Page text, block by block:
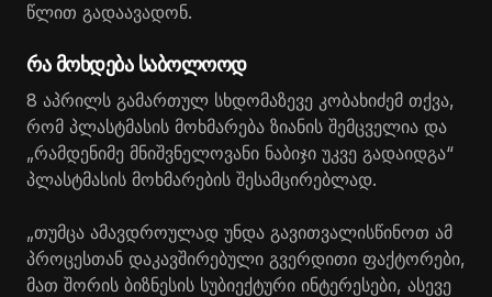
წლით გადაავადონ.
რა მოხდება საბოლოოდ
8 აპრილს გამართულ სხდომაზევე კობახიძემ თქვა,
რომ პლასტმასის მოხმარება ზიანის შემცველია და
„რამდენიმე მნიშვნელოვანი ნაბიჯი უკვე გადაიდგა“
პლასტმასის მოხმარების შესამცირებლად.
„თუმცა ამავდროულად უნდა გავითვალისწინოთ ამ
პროცესთან დაკავშირებული გვერდითი ფაქტორები,
მათ შორის ბიზნესის სუბიექტური ინტერესები, ასევე